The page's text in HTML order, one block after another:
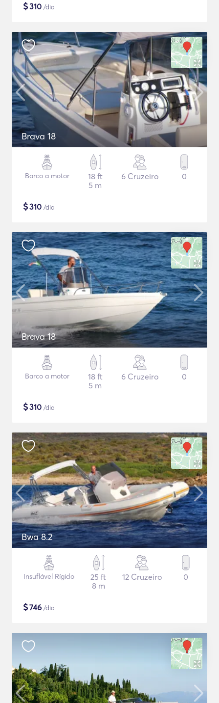
$310 /dia
Brava 18
Barco a motor
18 ft
5 m
6 Cruzeiro 0
$310 /dia
Brava 18
Barco a motor
18 ft
5 m
6 Cruzeiro 0
$310 /dia
Bwa 8.2
Insuflável Rígido
25 ft
8 m
12 Cruzeiro 0
$746 /dia